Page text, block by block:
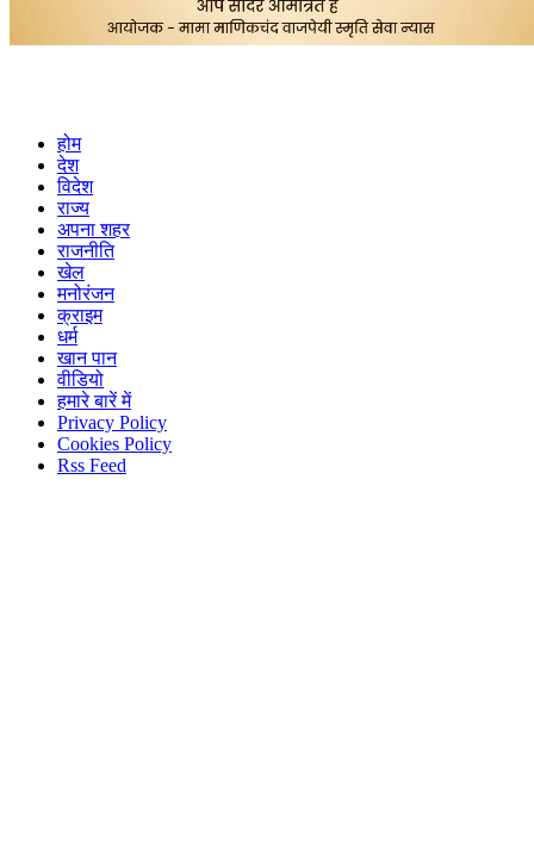
होम
देश
विदेश
राज्य
अपना शहर
राजनीति
खेल
मनोरंजन
क्राइम
धर्म
खान पान
वीडियो
हमारे बारें में
Privacy Policy
Cookies Policy
Rss Feed